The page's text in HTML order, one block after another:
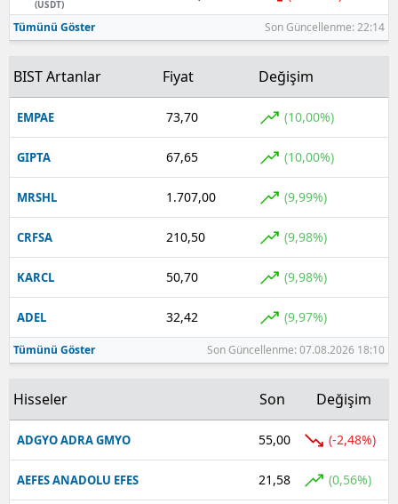
(USDT)
Tümünü Göster Son Güncellenme: 22:14
BIST Artanlar Fiyat Değişim
EMPAE 73,70 (10,00%)
GIPTA 67,65 (10,00%)
MRSHL 1.707,00 (9,99%)
CRFSA 210,50 (9,98%)
KARCL 50,70 (9,98%)
ADEL 32,42 (9,97%)
Tümünü Göster Son Güncellenme: 07.08.2026 18:10
Hisseler Son Değişim
ADGYO ADRA GMYO 55,00 (-2,48%)
AEFES ANADOLU EFES 21,58 (0,56%)